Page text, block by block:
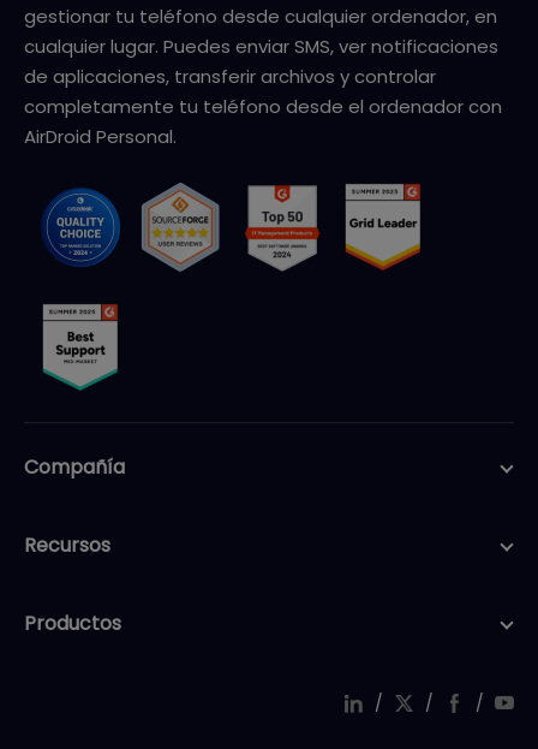
gestionar tu teléfono desde cualquier ordenador, en
cualquier lugar. Puedes enviar SMS, ver notificaciones
de aplicaciones, transferir archivos y controlar
completamente tu teléfono desde el ordenador con
AirDroid Personal.
Compañía
Recursos
Productos
/ / /